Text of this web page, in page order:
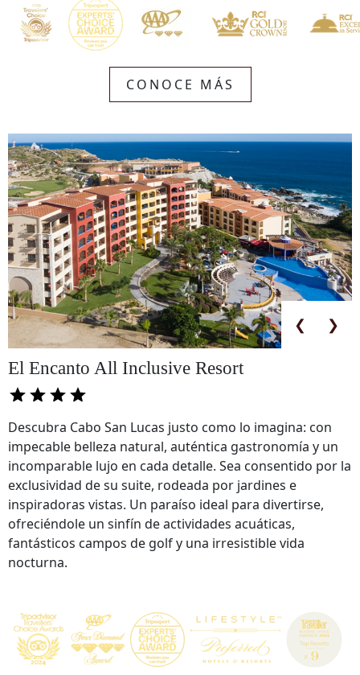
CONOCE MÁS
❮ ❯
El Encanto All Inclusive Resort
Descubra Cabo San Lucas justo como lo imagina: con
impecable belleza natural, auténtica gastronomía y un
incomparable lujo en cada detalle. Sea consentido por la
exclusividad de su suite, rodeada por jardines e
inspiradoras vistas. Un paraíso ideal para divertirse,
ofreciéndole un sinfín de actividades acuáticas,
fantásticos campos de golf y una irresistible vida
nocturna.